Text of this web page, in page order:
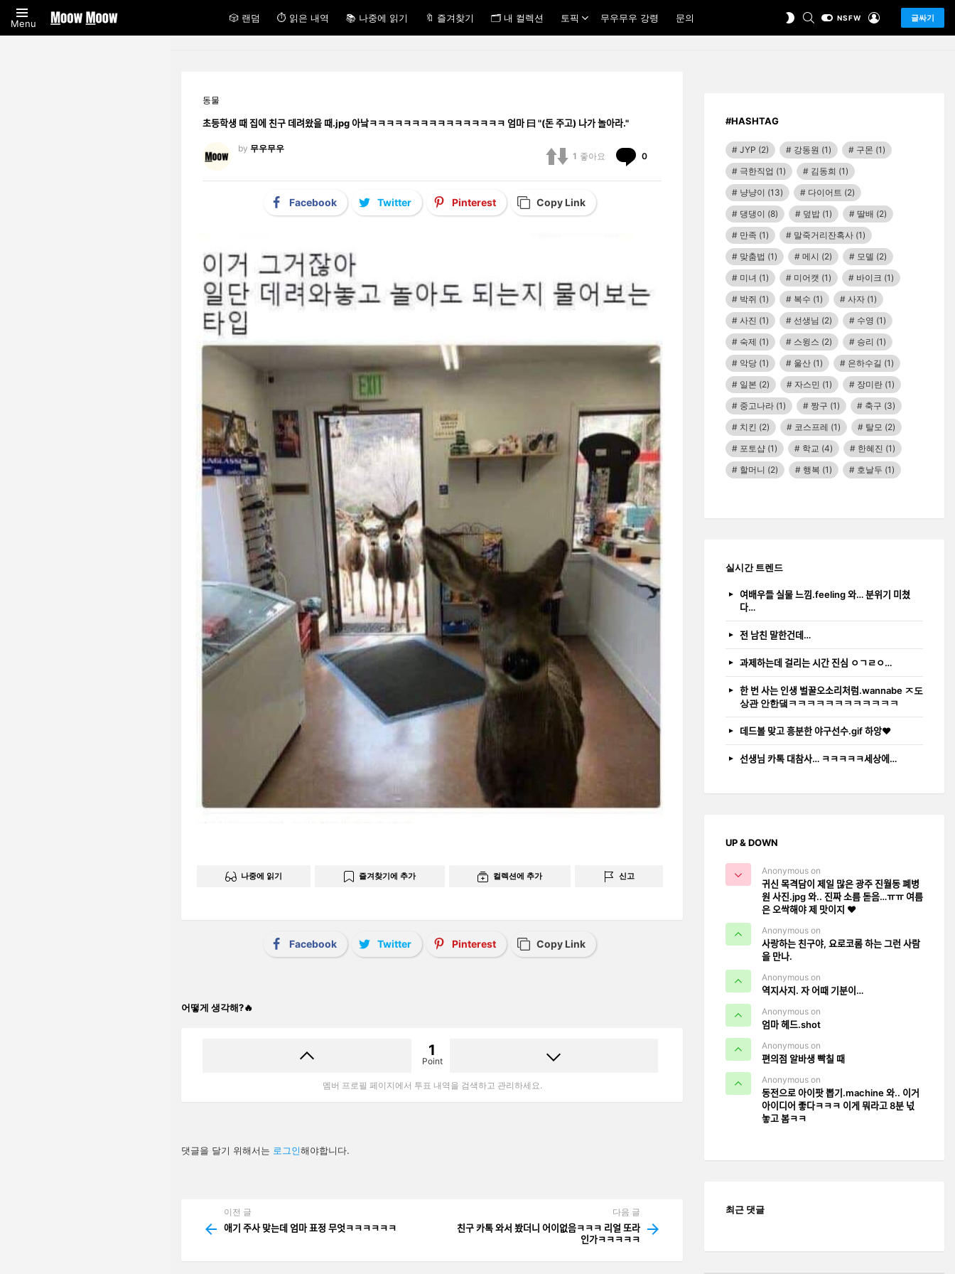
Menu 🎲 랜덤 ⏱ 읽은 내역 📚 나중에 읽기 🔖 즐겨찾기 🗂 내 컬렉션 토픽 무우무우 강령 문의
SWITCHSEARCHNSFW 글싸기
동물
초등학생 때 집에 친구 데려왔을 때.jpg 아낰ㅋㅋㅋㅋㅋㅋㅋㅋㅋㅋㅋㅋㅋㅋㅋㅋ 엄마 曰 "(돈 주고) 나가 놀아라."
by 무우무우
1 좋아요 0
Facebook Twitter Pinterest Copy Link
나중에 읽기 즐겨찾기에 추가 컬렉션에 추가 신고
Facebook Twitter Pinterest Copy Link
어떻게 생각해?🔥
1
Point
멤버 프로필 페이지에서 투표 내역을 검색하고 관리하세요.
답
글
댓글을 달기 위해서는 로그인해야합니다.
more
이전 글
애기 주사 맞는데 엄마 표정 무엇ㅋㅋㅋㅋㅋㅋ
다음 글
친구 카톡 와서 봤더니 어이없음ㅋㅋㅋ 리얼 또라
인가ㅋㅋㅋㅋㅋ
#HASHTAG
JYP (2) 강동원 (1) 구몬 (1)
극한직업 (1) 김동희 (1)
냥냥이 (13) 다이어트 (2)
댕댕이 (8) 덮밥 (1) 딸배 (2)
만족 (1) 말죽거리잔혹사 (1)
맞춤법 (1) 메시 (2) 모델 (2)
미녀 (1) 미어캣 (1) 바이크 (1)
박쥐 (1) 복수 (1) 사자 (1)
사진 (1) 선생님 (2) 수영 (1)
숙제 (1) 스윙스 (2) 승리 (1)
악당 (1) 울산 (1) 은하수길 (1)
일본 (2) 자스민 (1) 장미란 (1)
중고나라 (1) 짱구 (1) 축구 (3)
치킨 (2) 코스프레 (1) 탈모 (2)
포토샵 (1) 학교 (4) 한혜진 (1)
할머니 (2) 행복 (1) 호날두 (1)
실시간 트렌드
여배우들 실물 느낌.feeling 와… 분위기 미쳤
다…
전 남친 말한건데…
과제하는데 걸리는 시간 진심 ㅇㄱㄹㅇ…
한 번 사는 인생 벌꿀오소리처럼.wannabe ㅈ도
상관 안한댘ㅋㅋㅋㅋㅋㅋㅋㅋㅋㅋㅋㅋ
데드볼 맞고 흥분한 야구선수.gif 하앙❤️
선생님 카톡 대참사… ㅋㅋㅋㅋㅋ세상에…
UP & DOWN
Anonymous on
귀신 목격담이 제일 많은 광주 진월동 폐병
원 사진.jpg 와.. 진짜 소름 돋음…ㅠㅠ 여름
은 오싹해야 제 맛이지 ❤️
Anonymous on
사랑하는 친구야, 요로코롬 하는 그런 사람
을 만나.
Anonymous on
역지사지. 자 어때 기분이…
Anonymous on
엄마 헤드.shot
Anonymous on
편의점 알바생 빡칠 때
Anonymous on
동전으로 아이팟 뽑기.machine 와.. 이거
아이디어 좋다ㅋㅋㅋ 이게 뭐라고 8분 넋
놓고 봄ㅋㅋ
최근 댓글